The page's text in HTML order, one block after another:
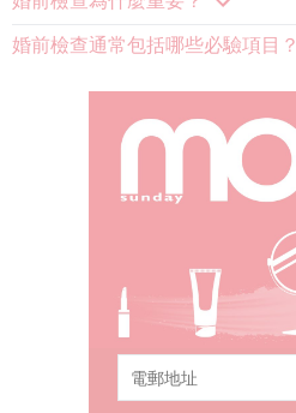
婚前檢查通常包括哪些必驗項目？